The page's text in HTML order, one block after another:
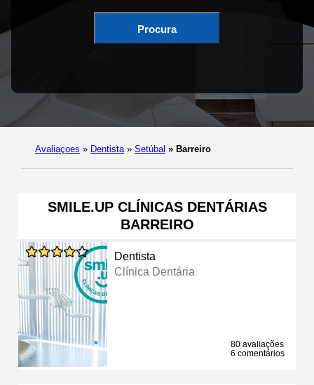
Procura
Avaliaçoes » Dentista » Setúbal » Barreiro
SMILE.UP CLÍNICAS DENTÁRIAS
BARREIRO
Dentista
Clínica Dentária
80 avaliações
6 comentários